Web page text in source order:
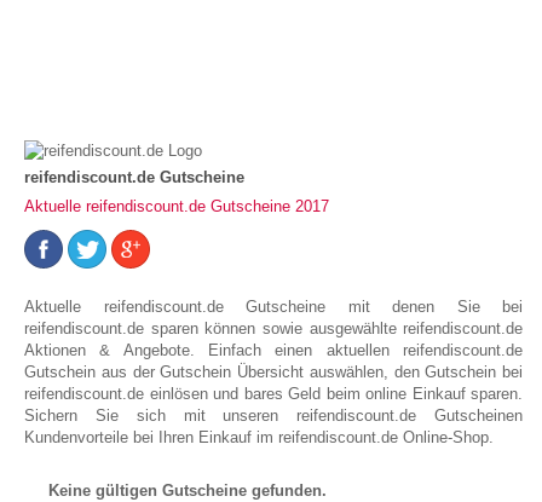
reifendiscount.de Gutscheine
Aktuelle reifendiscount.de Gutscheine 2017
Aktuelle reifendiscount.de Gutscheine mit denen Sie bei
reifendiscount.de sparen können sowie ausgewählte reifendiscount.de
Aktionen & Angebote. Einfach einen aktuellen reifendiscount.de
Gutschein aus der Gutschein Übersicht auswählen, den Gutschein bei
reifendiscount.de einlösen und bares Geld beim online Einkauf sparen.
Sichern Sie sich mit unseren reifendiscount.de Gutscheinen
Kundenvorteile bei Ihren Einkauf im reifendiscount.de Online-Shop.
Keine gültigen Gutscheine gefunden.